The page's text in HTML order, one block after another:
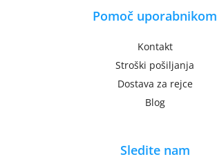
Pomoč uporabnikom
Kontakt
Stroški pošiljanja
Dostava za rejce
Blog
Sledite nam